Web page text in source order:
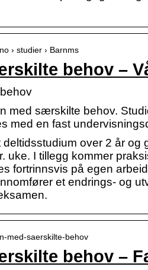
› studier › Barnms
behov –
med særskilte behov.
med en fast
deltidsstudium over 2 år og
uke. I tillegg kommer
fortrinnsvis på egen
et endrings- og
med-saerskilte-behov
behov –